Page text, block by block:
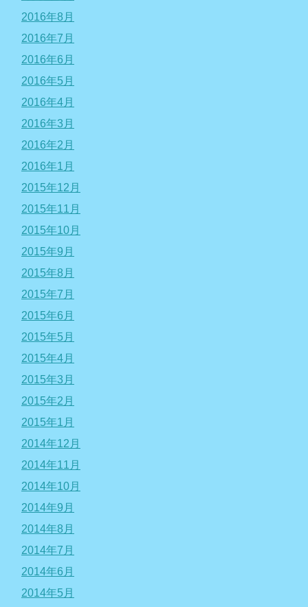
2016年8月
2016年7月
2016年6月
2016年5月
2016年4月
2016年3月
2016年2月
2016年1月
2015年12月
2015年11月
2015年10月
2015年9月
2015年8月
2015年7月
2015年6月
2015年5月
2015年4月
2015年3月
2015年2月
2015年1月
2014年12月
2014年11月
2014年10月
2014年9月
2014年8月
2014年7月
2014年6月
2014年5月